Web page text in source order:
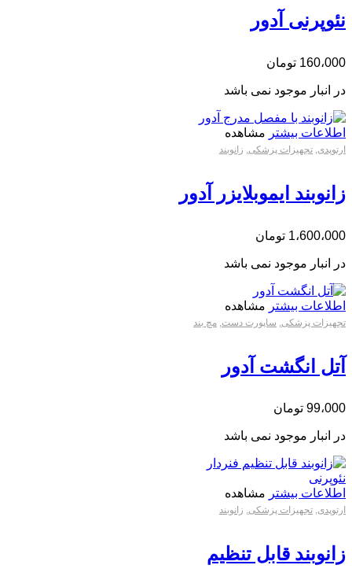
نئوپرنی آدور
160،000 تومان
در انبار موجود نمی باشد
اطلاعات بیشتر مشاهده
ارتوپدی تجهیزات پزشکی زانوبند
زانوبند ایموبلایزر آدور
1،600،000 تومان
در انبار موجود نمی باشد
اطلاعات بیشتر مشاهده
تجهیزات پزشکی ساپورت دست مچ بند
آتل انگشت آدور
99،000 تومان
در انبار موجود نمی باشد
اطلاعات بیشتر مشاهده
ارتوپدی, تجهیزات پزشکی, زانوبند
زانوبند قابل تنظیم